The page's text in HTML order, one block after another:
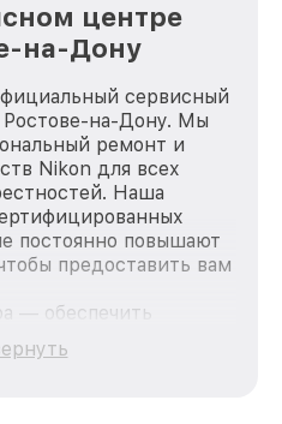
центре
на-Дону
сервисный
на-Дону. Мы
ремонт и
Nikon для всех
Наша
постоянно повышают
предоставить вам
— обеспечить
ремонт для
продукции Nikon, вне